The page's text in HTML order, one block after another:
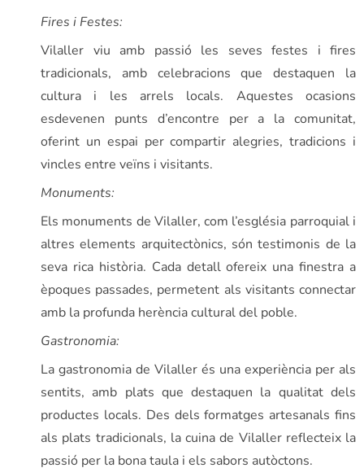
Fires i Festes:
Vilaller viu amb passió les seves festes i fires
tradicionals, amb celebracions que destaquen la
cultura i les arrels locals. Aquestes ocasions
esdevenen punts d’encontre per a la comunitat,
oferint un espai per compartir alegries, tradicions i
vincles entre veïns i visitants.
Monuments:
Els monuments de Vilaller, com l’església parroquial i
altres elements arquitectònics, són testimonis de la
seva rica història. Cada detall ofereix una finestra a
èpoques passades, permetent als visitants connectar
amb la profunda herència cultural del poble.
Gastronomia:
La gastronomia de Vilaller és una experiència per als
sentits, amb plats que destaquen la qualitat dels
productes locals. Des dels formatges artesanals fins
als plats tradicionals, la cuina de Vilaller reflecteix la
passió per la bona taula i els sabors autòctons.